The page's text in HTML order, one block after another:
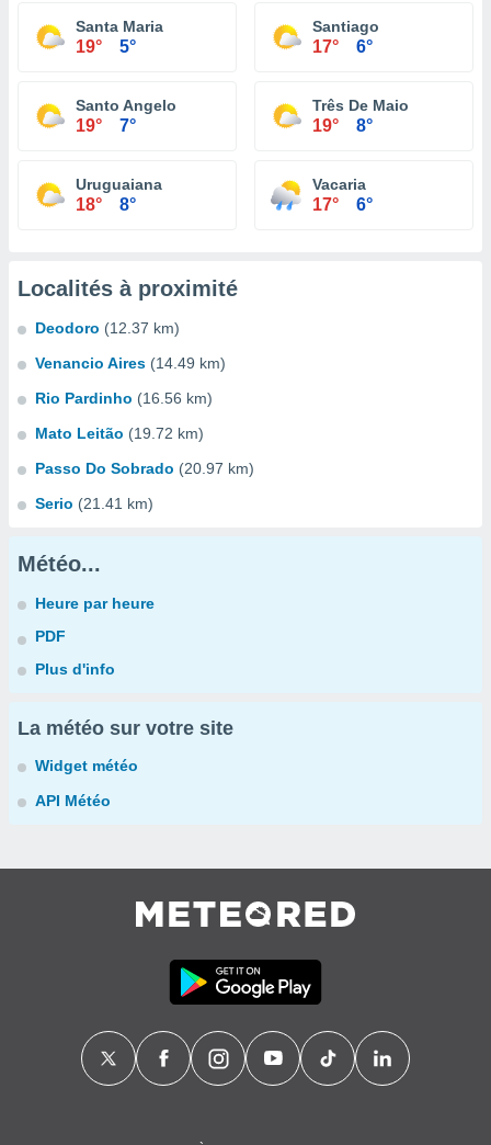
Santa Maria
19° 5°
Santiago
17° 6°
Santo Angelo
19° 7°
Três De Maio
19° 8°
Uruguaiana
18° 8°
Vacaria
17° 6°
Localités à proximité
Deodoro (12.37 km)
Venancio Aires (14.49 km)
Rio Pardinho (16.56 km)
Mato Leitão (19.72 km)
Passo Do Sobrado (20.97 km)
Serio (21.41 km)
Météo...
Heure par heure
PDF
Plus d'info
La météo sur votre site
Widget météo
API Météo